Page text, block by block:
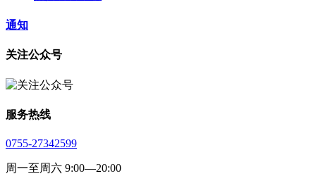
通知
关注公众号
服务热线
0755-27342599
周一至周六 9:00—20:00